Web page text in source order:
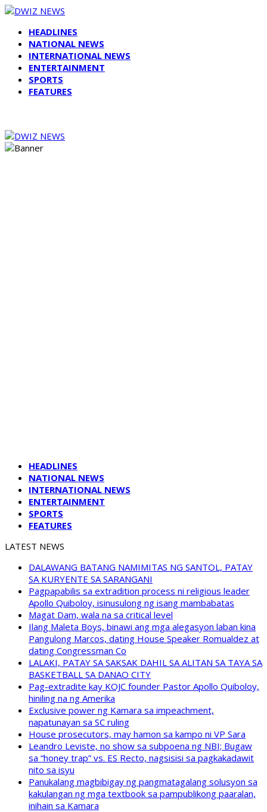
HEADLINES
NATIONAL NEWS
INTERNATIONAL NEWS
ENTERTAINMENT
SPORTS
FEATURES
HEADLINES
NATIONAL NEWS
INTERNATIONAL NEWS
ENTERTAINMENT
SPORTS
FEATURES
LATEST NEWS
DALAWANG BATANG NAMIMITAS NG SANTOL, PATAY
SA KURYENTE SA SARANGANI
Pagpapabilis sa extradition process ni religious leader
Apollo Quiboloy, isinusulong ng isang mambabatas
Magat Dam, wala na sa critical level
Ilang Maleta Boys, binawi ang mga alegasyon laban kina
Pangulong Marcos, dating House Speaker Romualdez at
dating Congressman Co
LALAKI, PATAY SA SAKSAK DAHIL SA ALITAN SA TAYA SA
BASKETBALL SA DANAO CITY
Pag-extradite kay KOJC founder Pastor Apollo Quiboloy,
hiniling na ng Amerika
Exclusive power ng Kamara sa impeachment,
napatunayan sa SC ruling
House prosecutors, may hamon sa kampo ni VP Sara
Leandro Leviste, no show sa subpoena ng NBI; Bugaw
sa “honey trap” vs. ES Recto, nagsisisi sa pagkakadawit
nito sa isyu
Panukalang magbibigay ng pangmatagalang solusyon sa
kakulangan ng mga textbook sa pampublikong paaralan,
inihain sa Kamara